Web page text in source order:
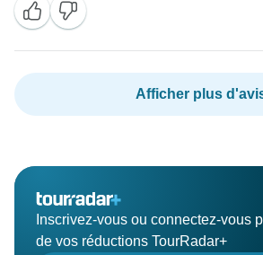
Afficher plus
Inscrivez-vous ou connectez-vous
de vos réductions TourRadar+